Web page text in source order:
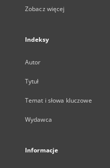
Zobacz więcej
Indeksy
Autor
Tytuł
Temat i słowa kluczowe
Wydawca
Informacje